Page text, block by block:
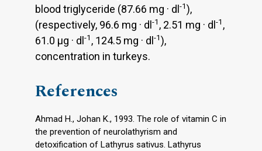
blood triglyceride (87.66 mg · dl-1),
(respectively, 96.6 mg · dl-1 , 2.51 mg · dl-1 ,
61.0 μg · dl-1 , 124.5 mg · dl-1),
concentration in turkeys.
References
Ahmad H., Johan K., 1993. The role of vitamin C in
the prevention of neurolathyrism and
detoxification of Lathyrus sativus. Lathyrus